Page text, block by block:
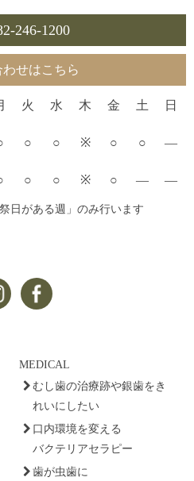
246-1200
せはこちら
火 水 木 金 土 日
○ ○ ※ ○ ○ —
○ ○ ※ ○ — —
日がある週」のみ行います
MEDICAL
むし歯の治療跡や銀歯をき
れいにしたい
口内環境を変える
バクテリアセラピー
歯が虫歯に